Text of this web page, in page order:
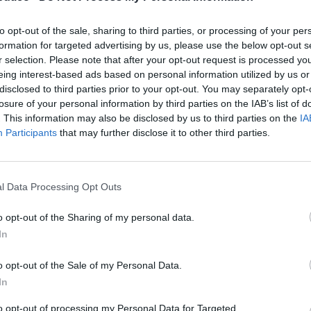
opt-out of the sale, sharing to third parties, or processing of your
for targeted advertising by us, please use the below opt-out
selection. Please note that after your opt-out request is processed
interest-based ads based on personal information utilized by us
to third parties prior to your opt-out. You may separately
of your personal information by third parties on the IAB’s list of
This information may also be disclosed by us to third parties on the
Participants that may further disclose it to other third parties.
Data Processing Opt Outs
opt-out of the Sharing of my personal data.
opt-out of the Sale of my Personal Data.
opt-out of processing my Personal Data for Targeted
Sin embargo, esta sabia virtud no debería
de criticar situaciones, medidas o
para sus intereses y que a
de la sociedad. Su crítica diáfana y
perjudiciales deberían ser los
declaraciones y actuaciones.
es el inicio de un camino en el que
otras muchas cuestiones de las que
pero también lo es que empezar con
quedar claro que las prioridades de
estar en sintonía si los primeros no
torre de marfil desde la que tendrán una
vez van a estar más solos.
fuente preferida de Google